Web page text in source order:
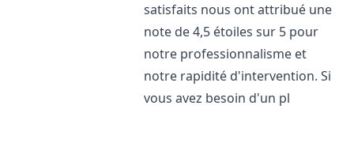
satisfaits nous ont attribué une
note de 4,5 étoiles sur 5 pour
notre professionnalisme et
notre rapidité d'intervention. Si
vous avez besoin d'un pl